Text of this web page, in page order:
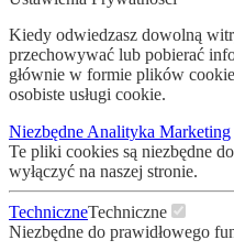
Kiedy odwiedzasz dowolną
przechowywać lub pobierać
głównie w formie plików
osobiste usługi cookie.
Niezbędne Analityka Marketing
Te pliki cookies są niezbędne
wyłączyć na naszej stronie.
TechniczneTechniczne
Niezbędne do prawidłowego